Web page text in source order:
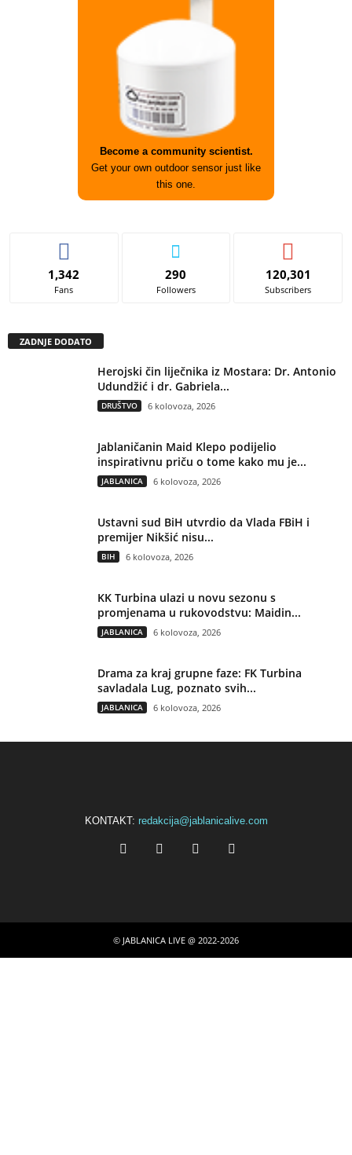
Become a community scientist.
Get your own outdoor sensor just like
this one.
1,342
Fans
290
Followers
120,301
Subscribers
ZADNJE DODATO
Herojski čin liječnika iz Mostara: Dr. Antonio
Udundžić i dr. Gabriela...
DRUŠTVO 6 kolovoza, 2026
Jablaničanin Maid Klepo podijelio
inspirativnu priču o tome kako mu je...
JABLANICA 6 kolovoza, 2026
Ustavni sud BiH utvrdio da Vlada FBiH i
premijer Nikšić nisu...
BIH 6 kolovoza, 2026
KK Turbina ulazi u novu sezonu s
promjenama u rukovodstvu: Maidin...
JABLANICA 6 kolovoza, 2026
Drama za kraj grupne faze: FK Turbina
savladala Lug, poznato svih...
JABLANICA 6 kolovoza, 2026
KONTAKT: redakcija@jablanicalive.com
© JABLANICA LIVE @ 2022-2026